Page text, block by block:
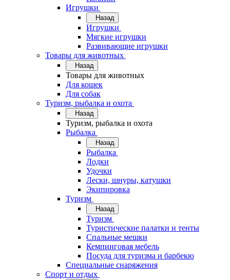
Игрушки
Назад
Игрушки
Мягкие игрушки
Развивающие игрушки
Товары для животных
Назад
Товары для животных
Для кошек
Для собак
Туризм, рыбалка и охота
Назад
Туризм, рыбалка и охота
Рыбалка
Назад
Рыбалка
Лодки
Удочки
Лески, шнуры, катушки
Экипировка
Туризм
Назад
Туризм
Туристические палатки и тенты
Спальные мешки
Кемпинговая мебель
Посуда для туризма и барбекю
Специальные снаряжения
Спорт и отдых